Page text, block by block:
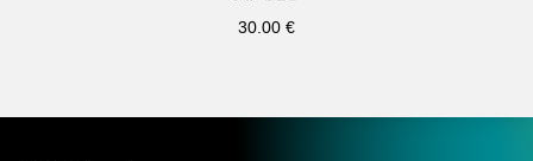
30.00 €